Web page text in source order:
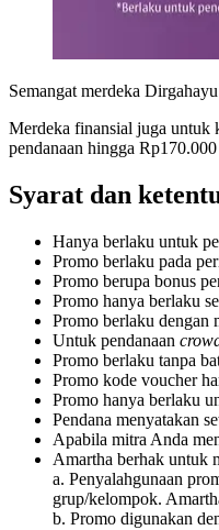
Semangat merdeka
Merdeka finansial juga untuk
pendanaan hingga
Syarat dan
Hanya berlaku untuk
Promo berlaku pada
Promo berupa bonus
Promo hanya berlaku
Promo berlaku dengan
Untuk pendanaan
Promo berlaku tanpa
Promo kode voucher
Promo hanya berlaku
Pendana menyatakan
Apabila mitra Anda
Amartha berhak untuk
a. Penyalahgunaan
grup/kelompok.
b. Promo digunakan